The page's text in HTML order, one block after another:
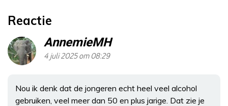
Reactie
AnnemieMH
4 juli 2025 om 08:29
Nou ik denk dat de jongeren echt heel veel alcohol
gebruiken, veel meer dan 50 en plus jarige. Dat zie je